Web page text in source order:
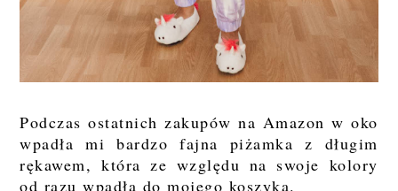
Podczas ostatnich zakupów na Amazon w oko
wpadła mi bardzo fajna piżamka z długim
rękawem, która ze względu na swoje kolory
od razu wpadła do mojego koszyka.